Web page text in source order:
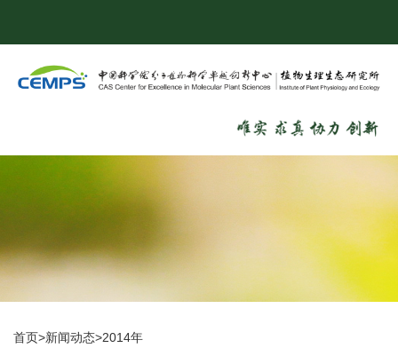
首页>新闻动态>2014年